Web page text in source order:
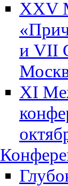
XXV
и VII
XI